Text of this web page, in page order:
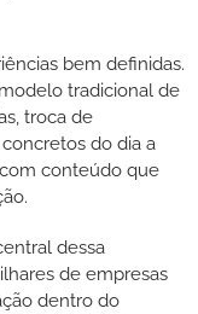
bem definidas.
tradicional de
troca de
do dia a
conteúdo que
dessa
de empresas
dentro do